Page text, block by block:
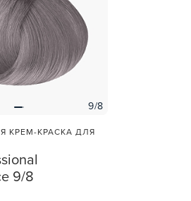
9/8
КРЕМ-КРАСКА ДЛЯ
9/8